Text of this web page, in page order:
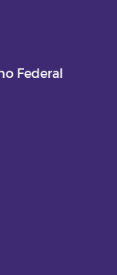
Federal